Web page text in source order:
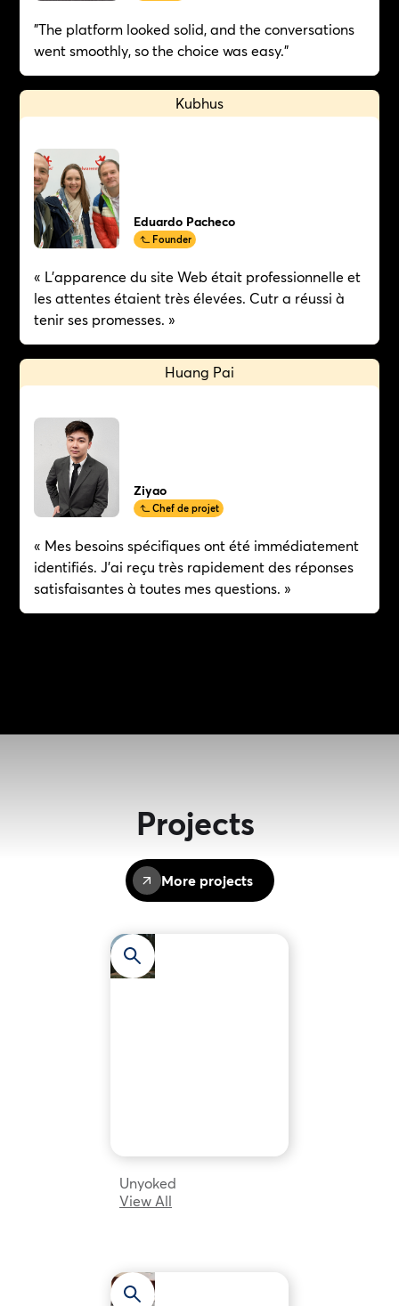
"The platform looked solid, and the conversations
went smoothly, so the choice was easy."
Kubhus
Eduardo Pacheco
Founder
« L'apparence du site Web était professionnelle et
les attentes étaient très élevées. Cutr a réussi à
tenir ses promesses. »
Huang Pai
Ziyao
Chef de projet
« Mes besoins spécifiques ont été immédiatement
identifiés. J'ai reçu très rapidement des réponses
satisfaisantes à toutes mes questions. »
Projects
More projects
Unyoked
View All